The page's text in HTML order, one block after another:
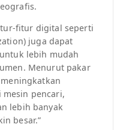
fitur digital seperti
juga dapat
lebih mudah
Menurut pakar
pencari,
lebih banyak
besar.”